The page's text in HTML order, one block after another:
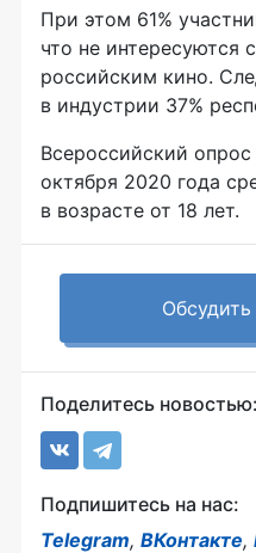
При этом 61%
что не интересуются
российским кино.
в индустрии 37%
Всероссийский
октября 2020 года
в возрасте от 18 лет.
Поделитесь новостью:
Подпишитесь на нас:
Telegram, ВКонтакте,